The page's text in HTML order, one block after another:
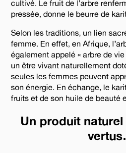
cultivé. Le fruit de l’arbre
pressée, donne le beurre de
Selon les traditions, un lien
femme. En effet, en Afrique,
également appelé « arbre de
un être vivant naturellement
seules les femmes peuvent
son énergie. En échange, le
fruits et de son huile de beauté
Un produit